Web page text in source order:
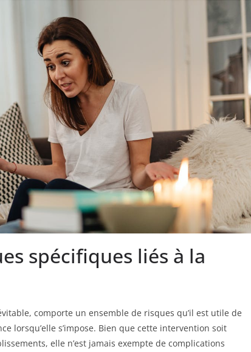
spécifiques liés à la
comporte un ensemble de risques qu’il est utile de
lorsqu’elle s’impose. Bien que cette intervention soit
elle n’est jamais exempte de complications